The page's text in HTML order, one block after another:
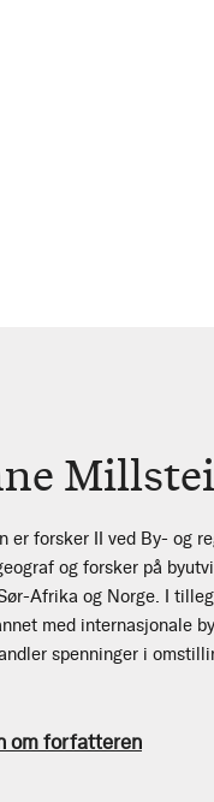
er forsker II ved By- og
og forsker på
Afrika og Norge. I
med internasjonale
spenninger i
om forfatteren